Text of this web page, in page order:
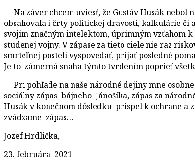
Na záver chcem uviesť, že Gustáv Husák nebol
obsahovala i črty politickej dravosti, kalkulácie či
svojim značným intelektom, úprimným vzťahom k
studenej vojny. V zápase za tieto ciele nie raz
smrteľnej posteli vyspovedať, prijať posledné
Je to zámerná snaha týmto tvrdením poprieť
Pri pohľade na naše národné dejiny mne
sociálny zápas bájneho Jánošíka, zápas za
Husák v konečnom dôsledku prispel k ochrane a
zvádzame zápas…
Jozef Hrdlička,
23. februára 2021